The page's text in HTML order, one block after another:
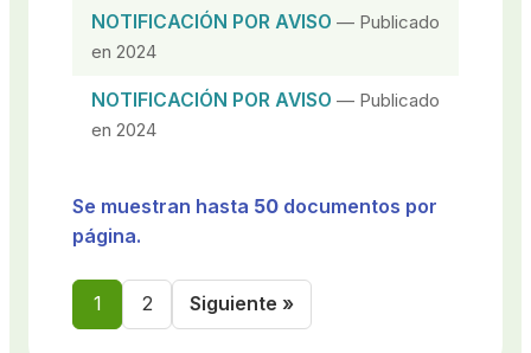
NOTIFICACIÓN POR AVISO — Publicado
en 2024
NOTIFICACIÓN POR AVISO — Publicado
en 2024
Se muestran hasta 50 documentos por
página.
1 2 Siguiente »